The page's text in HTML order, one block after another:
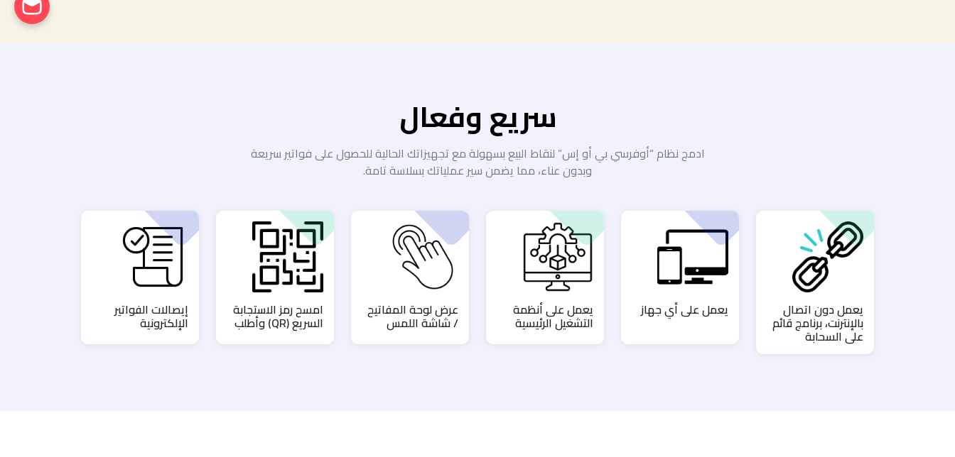
سريع وفعال
ادمج نظام “أوفرسي بي أو إس” لنقاط البيع بسهولة مع تجهيزاتك الحالية للحصول على فواتير سريعة
وبدون عناء، مما يضمن سير عملياتك بسلاسة تامة.
يعمل دون اتصال
بالإنترنت، برنامج قائم
على السحابة
يعمل على أي جهاز يعمل على أنظمة
التشغيل الرئيسية
عرض لوحة المفاتيح
/ شاشة اللمس
امسح رمز الاستجابة
السريع (QR) وأطلب
إيصالات الفواتير
الإلكترونية